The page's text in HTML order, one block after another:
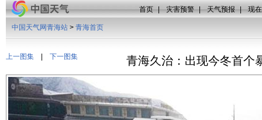
首页 | 灾害预警 | 天气预报 | 现
上一图集 下一图集
中国天气网青海站 > 青海首页
青海久治：出现今冬首个